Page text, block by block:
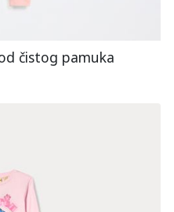
čistog pamuka